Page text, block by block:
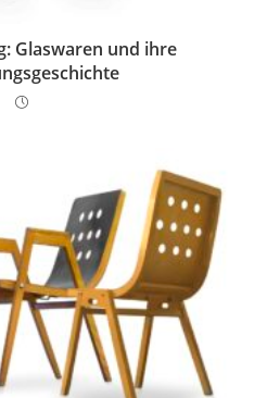
Glaswaren und ihre